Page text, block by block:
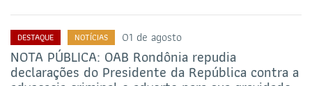
DESTAQUE NOTÍCIAS 01 de agosto
NOTA PÚBLICA: OAB Rondônia repudia
declarações do Presidente da República contra a